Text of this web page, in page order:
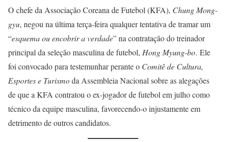
O chefe da Associação Coreana de Futebol (KFA), Chung Mong-
gyu, negou na última terça-feira qualquer tentativa de tramar um
“esquema ou encobrir a verdade” na contratação do treinador
principal da seleção masculina de futebol, Hong Myung-bo. Ele
foi convocado para testemunhar perante o Comitê de Cultura,
Esportes e Turismoda Assembleia Nacional sobre as alegações
de que a KFA contratou o ex-jogador de futebol em julho como
técnico da equipe masculina, favorecendo-o injustamente em
detrimento de outros candidatos.